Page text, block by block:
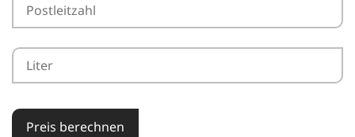
Preis berechnen